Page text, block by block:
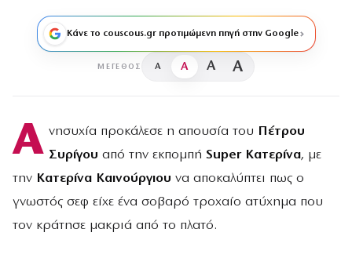
Κάνε το couscous.gr προτιμώμενη πηγή στην Google
ΜΈΓΕΘΟΣ A A A A
Α νησυχία προκάλεσε η απουσία του Πέτρου
Συρίγου από την εκπομπή Super Κατερίνα, με
την Κατερίνα Καινούργιου να αποκαλύπτει πως ο
γνωστός σεφ είχε ένα σοβαρό τροχαίο ατύχημα που
τον κράτησε μακριά από το πλατό.